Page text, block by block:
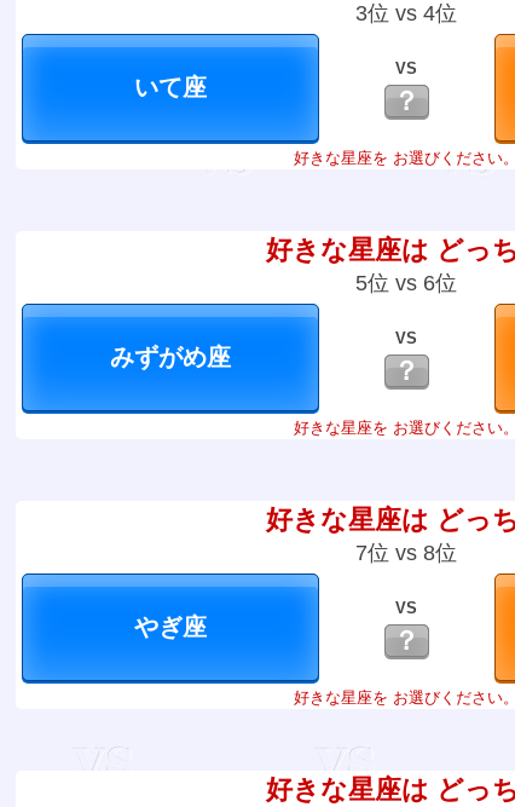
3位 vs 4位
VS
？
好きな星座を お選びください。
好きな星座は どっ
5位 vs 6位
VS
？
好きな星座を お選びください。
好きな星座は どっ
7位 vs 8位
VS
？
好きな星座を お選びください。
好きな星座は どっ